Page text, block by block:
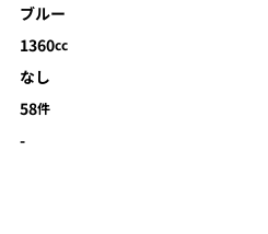
ブルー
1360cc
なし
58件
-